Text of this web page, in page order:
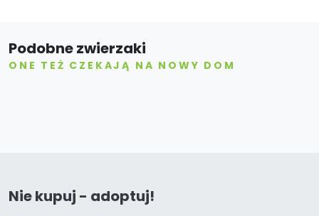
Podobne zwierzaki
ONE TEŻ CZEKAJĄ NA NOWY DOM
Nie kupuj - adoptuj!